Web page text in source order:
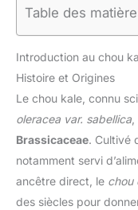
Table des
Introduction au chou
Histoire et Origines
Le chou kale, connu
oleracea var. sabellica,
Brassicaceae. Cultivé
notamment servi
ancêtre direct, le chou
des siècles pour